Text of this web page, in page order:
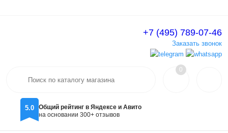
Вход
+7 (495) 789-07-46
Заказать звонок
5.0
Общий рейтинг в Яндексе и Авито
на основании 300+ отзывов
0